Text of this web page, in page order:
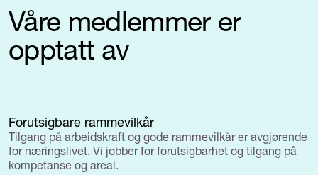
Våre medlemmer er
opptatt av
Forutsigbare rammevilkår
Tilgang på arbeidskraft og gode rammevilkår er avgjørende
for næringslivet. Vi jobber for forutsigbarhet og tilgang på
kompetanse og areal.